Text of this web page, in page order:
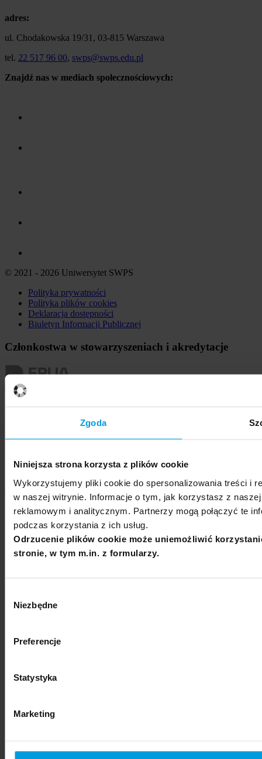
Zgoda
Niniejsza strona korzysta z plików cookie
Wykorzystujemy pliki cookie do spersonalizowania treści i
w naszej witrynie. Informacje o tym, jak korzystasz z
reklamowym i analitycznym. Partnerzy mogą połączyć te
podczas korzystania z ich usług.
Odrzucenie plików cookie może uniemożliwić
stronie, w tym m.in. z formularzy.
zgody
Niezbędne
Preferencje
Statystyka
Marketing
adres:
ul. Chodakowska 19/31, 03-815 Warszawa
tel. 22 517 96 00, swps@swps.edu.pl
Znajdź nas w mediach społecznościowych:
© 2021 - 2026 Uniwersytet SWPS
Polityka prywatności
Polityka plików cookies
Deklaracja dostępności
Biuletyn Informacji Publicznej
Członkostwa w stowarzyszeniach i akredytacje